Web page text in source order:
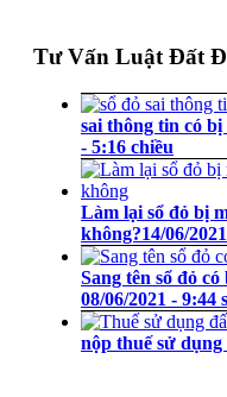
Tư Vấn Luật Đất
sai thông tin có
- 5:16 chiều
Làm lại sổ đỏ bị
không?14/06/
Sang tên sổ đỏ
08/06/2021 - 9:44
nộp thuế sử dụng